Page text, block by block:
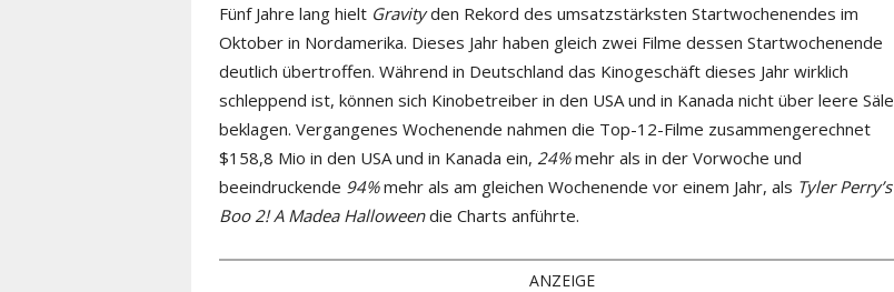
Fünf Jahre lang hielt Gravityden Rekord des umsatzstärksten Startwochenendes im
Oktober in Nordamerika. Dieses Jahr haben gleich zwei Filme dessen Startwochenende
deutlich übertroffen. Während in Deutschland das Kinogeschäft dieses Jahr wirklich
schleppend ist, können sich Kinobetreiber in den USA und in Kanada nicht über leere Säle
beklagen. Vergangenes Wochenende nahmen die Top-12-Filme zusammengerechnet
$158,8 Mio in den USA und in Kanada ein, 24%mehr als in der Vorwoche und
beeindruckende 94%mehr als am gleichen Wochenende vor einem Jahr, als Tyler Perry’s
Boo 2! A Madea Halloweendie Charts anführte.
ANZEIGE